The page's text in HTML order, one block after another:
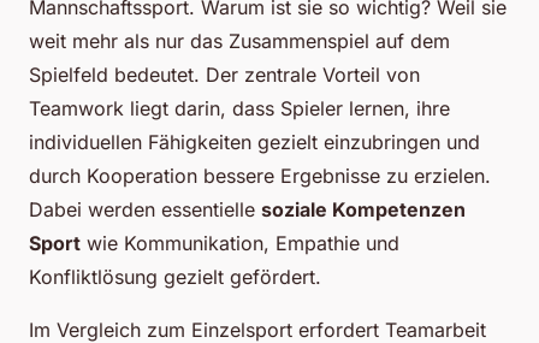
Mannschaftssport. Warum ist sie so wichtig? Weil sie
weit mehr als nur das Zusammenspiel auf dem
Spielfeld bedeutet. Der zentrale Vorteil von
Teamwork liegt darin, dass Spieler lernen, ihre
individuellen Fähigkeiten gezielt einzubringen und
durch Kooperation bessere Ergebnisse zu erzielen.
Dabei werden essentielle soziale Kompetenzen
Sport wie Kommunikation, Empathie und
Konfliktlösung gezielt gefördert.
Im Vergleich zum Einzelsport erfordert Teamarbeit